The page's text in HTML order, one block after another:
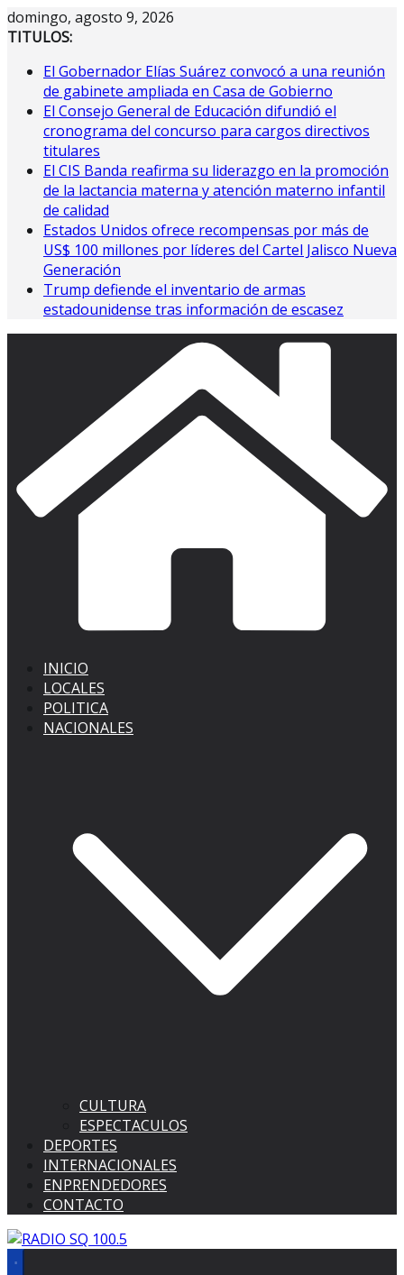
Saltar
al
domingo, agosto 9, 2026
TITULOS:
El Gobernador Elías Suárez convocó a una reunión
de gabinete ampliada en Casa de Gobierno
El Consejo General de Educación difundió el
cronograma del concurso para cargos directivos
titulares
El CIS Banda reafirma su liderazgo en la promoción
de la lactancia materna y atención materno infantil
de calidad
Estados Unidos ofrece recompensas por más de
US$ 100 millones por líderes del Cartel Jalisco Nueva
Generación
Trump defiende el inventario de armas
estadounidense tras información de escasez
INICIO
LOCALES
POLITICA
NACIONALES
CULTURA
ESPECTACULOS
DEPORTES
INTERNACIONALES
ENPRENDEDORES
CONTACTO